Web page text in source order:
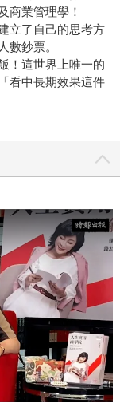
商業管理學！
立了自己的思考方
數鈔票。
！這世界上唯一的
看中長期效果這件